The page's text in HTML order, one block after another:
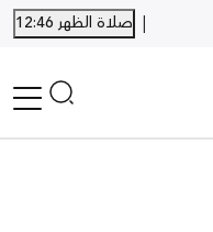
| صلاة الظهر 12:46